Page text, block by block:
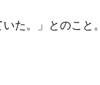
た。」とのこと。